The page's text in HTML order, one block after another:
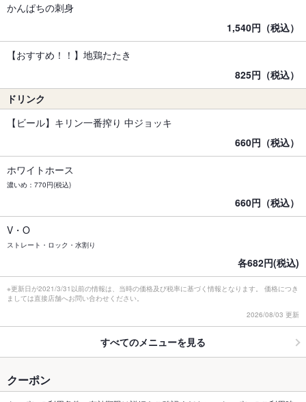
かんぱちの刺身
1,540円（税込）
【おすすめ！！】地鶏たたき
825円（税込）
ドリンク
【ビール】キリン一番搾り 中ジョッキ
660円（税込）
ホワイトホース
濃いめ：770円(税込)
660円（税込）
V・O
ストレート・ロック・水割り
各682円(税込)
※更新日が2021/3/31以前の情報は、当時の価格及び税率に基づく情報となります。 価格につき
ましては直接店舗へお問い合わせください。
2026/08/03 更新
すべてのメニューを見る
クーポン